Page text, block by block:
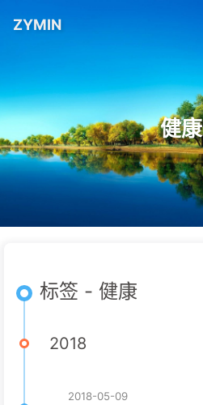
ZYMIN
健康
标签 - 健康
2018
2018-05-09